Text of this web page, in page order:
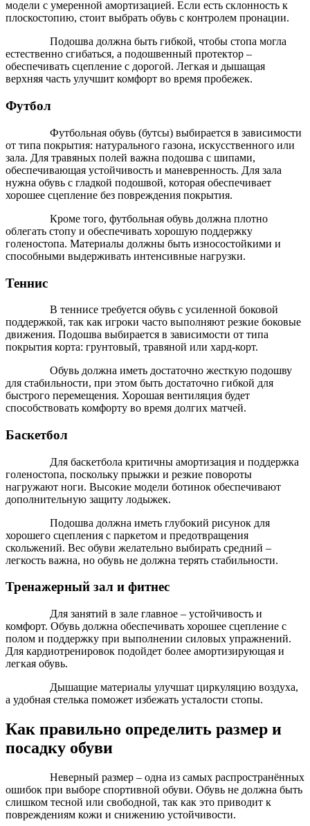
модели с умеренной амортизацией. Если есть склонность к
плоскостопию, стоит выбрать обувь с контролем пронации.
Подошва должна быть гибкой, чтобы стопа могла
естественно сгибаться, а подошвенный протектор –
обеспечивать сцепление с дорогой. Легкая и дышащая
верхняя часть улучшит комфорт во время пробежек.
Футбол
Футбольная обувь (бутсы) выбирается в зависимости
от типа покрытия: натурального газона, искусственного или
зала. Для травяных полей важна подошва с шипами,
обеспечивающая устойчивость и маневренность. Для зала
нужна обувь с гладкой подошвой, которая обеспечивает
хорошее сцепление без повреждения покрытия.
Кроме того, футбольная обувь должна плотно
облегать стопу и обеспечивать хорошую поддержку
голеностопа. Материалы должны быть износостойкими и
способными выдерживать интенсивные нагрузки.
Теннис
В теннисе требуется обувь с усиленной боковой
поддержкой, так как игроки часто выполняют резкие боковые
движения. Подошва выбирается в зависимости от типа
покрытия корта: грунтовый, травяной или хард-корт.
Обувь должна иметь достаточно жесткую подошву
для стабильности, при этом быть достаточно гибкой для
быстрого перемещения. Хорошая вентиляция будет
способствовать комфорту во время долгих матчей.
Баскетбол
Для баскетбола критичны амортизация и поддержка
голеностопа, поскольку прыжки и резкие повороты
нагружают ноги. Высокие модели ботинок обеспечивают
дополнительную защиту лодыжек.
Подошва должна иметь глубокий рисунок для
хорошего сцепления с паркетом и предотвращения
скольжений. Вес обуви желательно выбирать средний –
легкость важна, но обувь не должна терять стабильности.
Тренажерный зал и фитнес
Для занятий в зале главное – устойчивость и
комфорт. Обувь должна обеспечивать хорошее сцепление с
полом и поддержку при выполнении силовых упражнений.
Для кардиотренировок подойдет более амортизирующая и
легкая обувь.
Дышащие материалы улучшат циркуляцию воздуха,
а удобная стелька поможет избежать усталости стопы.
Как правильно определить размер и
посадку обуви
Неверный размер – одна из самых распространённых
ошибок при выборе спортивной обуви. Обувь не должна быть
слишком тесной или свободной, так как это приводит к
повреждениям кожи и снижению устойчивости.